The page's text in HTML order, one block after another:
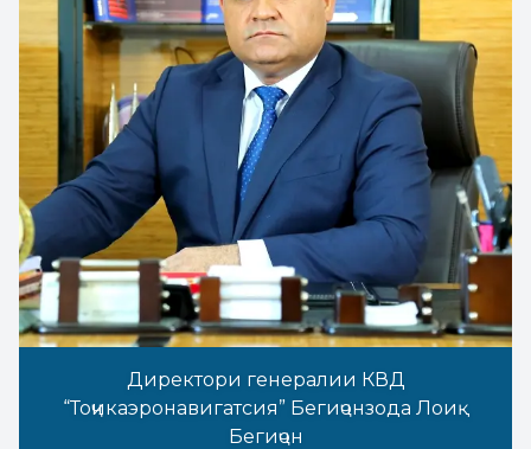
Директори генералии КВД
“Тоҷикаэронавигатсия” Бегиҷонзода Лоиқ
Бегиҷон